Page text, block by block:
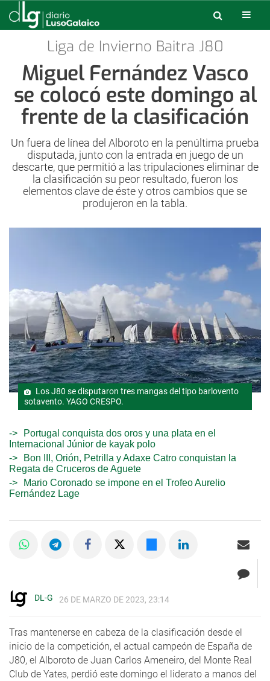
Liga de Invierno Baitra J80
Miguel Fernández Vasco
se colocó este domingo al
frente de la clasificación
Un fuera de línea del Alboroto en la penúltima prueba
disputada, junto con la entrada en juego de un
descarte, que permitió a las tripulaciones eliminar de
la clasificación su peor resultado, fueron los
elementos clave de éste y otros cambios que se
produjeron en la tabla.
Los J80 se disputaron tres mangas del tipo barlovento
sotavento. YAGO CRESPO.
Portugal conquista dos oros y una plata en el
Internacional Júnior de kayak polo
Bon III, Orión, Petrilla y Adaxe Catro conquistan la
Regata de Cruceros de Aguete
Mario Coronado se impone en el Trofeo Aurelio
Fernández Lage
DL-G 26 DE MARZO DE 2023, 23:14
Tras mantenerse en cabeza de la clasificación desde el
inicio de la competición, el actual campeón de España de
J80, el Alboroto de Juan Carlos Ameneiro, del Monte Real
Club de Yates, perdió este domingo el liderato a manos del